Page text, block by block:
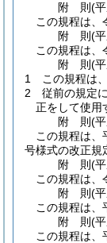
附 則(
この規程は、
附 則(
この規程は、
附 則(
1
この規程は
2
従前の規定
正をして使用
附 則(
この規程は、
号様式の改正規
附 則(
この規程は、
附 則(
この規程は、
附 則(
この規程は、